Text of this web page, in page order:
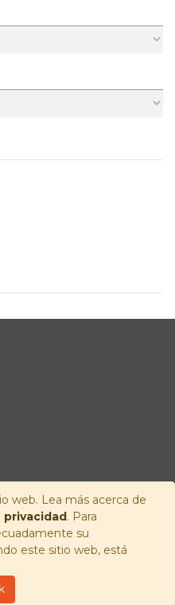
web. Lea más acerca de
. Para
su
este sitio web, está
S.L.
-